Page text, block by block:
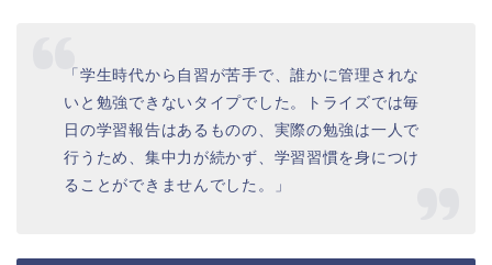
「学生時代から自習が苦手で、誰かに管理されな
いと勉強できないタイプでした。トライズでは毎
日の学習報告はあるものの、実際の勉強は一人で
行うため、集中力が続かず、学習習慣を身につけ
ることができませんでした。」